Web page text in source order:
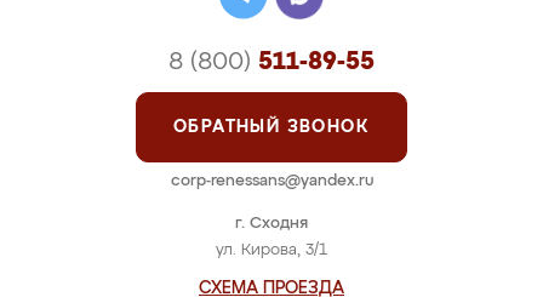
г. Сходня
ул. Кирова, 3/1
СХЕМА ПРОЕЗДА
8 (800) 511-89-55
ОБРАТНЫЙ ЗВОНОК
corp-renessans@yandex.ru